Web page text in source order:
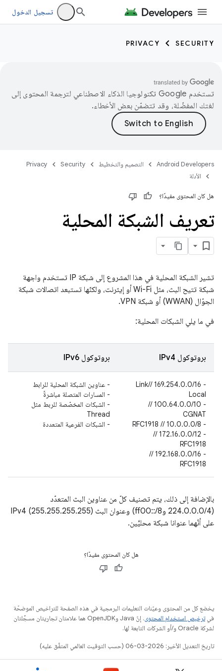
تسجيل الدخول
SECURITY
PRIVACY
تستخدم Google تكنولوجيا الذكاء الاصطناعي لترجمة المحتوى إلى
لغتك المفضّلة، وقد تتضمّن بعض الأخطاء.
Android Developers التصميم والتخطيط Security
Privacy
الأدلة
هل كان المحتوى مفيدًا؟
تعريف الشبكة المحلية
تشير الشبكة المحلية في هذا المشروع إلى شبكة IP تستخدم واجهة
شبكة تتيح البث، مثل Wi-Fi أو إيثرنت، ولكنّها تستبعد اتصالات شبكة
الجوّال (WWAN) أو شبكة VPN.
في ما يلي الشبكات المحلية:
بروتوكول IPv4 بروتوكول IPv6
‫- 169.254.0.0/16 //Link
Local
- 100.64.0.0/10 //
CGNAT
- 10.0.0.0/8 // RFC1918
- 172.16.0.0/12 //
RFC1918
- 192.168.0.0/16 //
RFC1918
- عناوين الشبكة المحلية للرابط
- المسارات المتصلة مباشرةً
- الشبكات المخصّصة للربط مثل
Thread
- الشبكات الفرعية المتعددة
بالإضافة إلى ذلك، يتم تصنيف كلّ من عناوين البث المتعدّد
(224.0.0.0/4 وff00::/8) وعنوان البث IPv4 (255.255.255.255)
على أنّهما عنوانا شبكة محليَّين.
هل كان المحتوى مفيدًا؟
يخضع كل من المحتوى وعيّنات التعليمات البرمجية في هذه الصفحة للتراخيص الموضحّة
فيترخيص استخدام المحتوى
. إنّ Java وOpenJDK هما علامتان تجاريتان مسجَّلتان
لشركة Oracle و/أو الشركات التابعة لها.
تاريخ التعديل الأخير: 2026-03-06 (حسب التوقيت العالمي المتفَّق عليه)